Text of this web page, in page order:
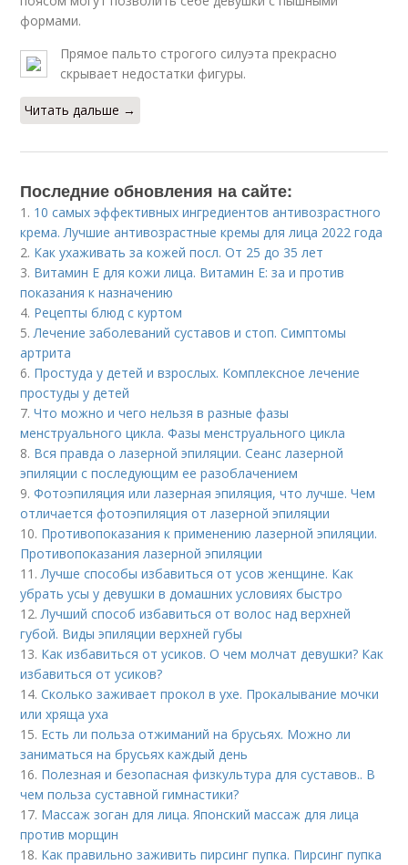
формами.
Прямое пальто строгого силуэта прекрасно
скрывает недостатки фигуры.
Читать дальше →
Последние обновления на сайте:
1. 10 самых эффективных ингредиентов антивозрастного
крема. Лучшие антивозрастные кремы для лица 2022 года
2. Как ухаживать за кожей посл. От 25 до 35 лет
3. Витамин E для кожи лица. Витамин Е: за и против
показания к назначению
4. Рецепты блюд с куртом
5.Лечение заболеваний суставов и стоп. Симптомы
артрита
6. Простуда у детей и взрослых. Комплексное лечение
простуды у детей
7.Что можно и чего нельзя в разные фазы
менструального цикла. Фазы менструального цикла
8. Вся правда о лазерной эпиляции. Сеанс лазерной
эпиляции с последующим ее разоблачением
9.Фотоэпиляция или лазерная эпиляция, что лучше. Чем
отличается фотоэпиляция от лазерной эпиляции
10. Противопоказания к применению лазерной эпиляции.
Противопоказания лазерной эпиляции
11.Лучше способы избавиться от усов женщине. Как
убрать усы у девушки в домашних условиях быстро
12.Лучший способ избавиться от волос над верхней
губой. Виды эпиляции верхней губы
13. Как избавиться от усиков. О чем молчат девушки? Как
избавиться от усиков?
14.Сколько заживает прокол в ухе. Прокалывание мочки
или хряща уха
15. Есть ли польза отжиманий на брусьях. Можно ли
заниматься на брусьях каждый день
16. Полезная и безопасная физкультура для суставов.. В
чем польза суставной гимнастики?
17. Массаж зоган для лица. Японский массаж для лица
против морщин
18. Как правильно заживить пирсинг пупка. Пирсинг пупка